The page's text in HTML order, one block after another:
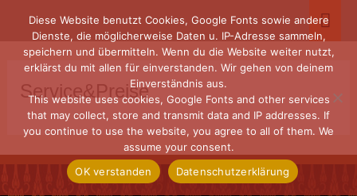
Inhalt
springen
Service&Preise
Diese Website benutzt Cookies, Google Fonts sowie andere
Dienste, die möglicherweise Daten u. IP-Adresse sammeln,
speichern und übermitteln. Wenn du die Website weiter nutzt,
erklärst du mit allen für einverstanden. Wir gehen von deinem
Einverständnis aus.
This website uses cookies, Google Fonts and other services
that may collect, store and transmit data and IP addresses. If
you continue to use the website, you agree to all of them. We
assume your consent.
OK verstanden
Datenschutzerklärung